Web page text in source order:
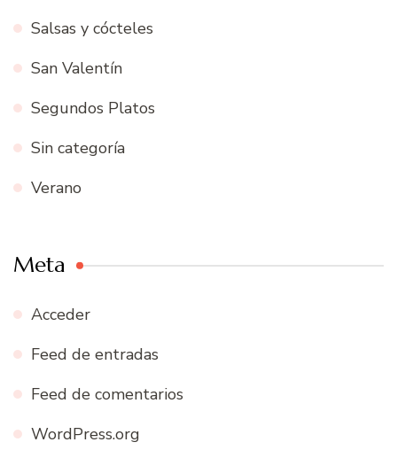
Salsas y cócteles
San Valentín
Segundos Platos
Sin categoría
Verano
Meta
Acceder
Feed de entradas
Feed de comentarios
WordPress.org